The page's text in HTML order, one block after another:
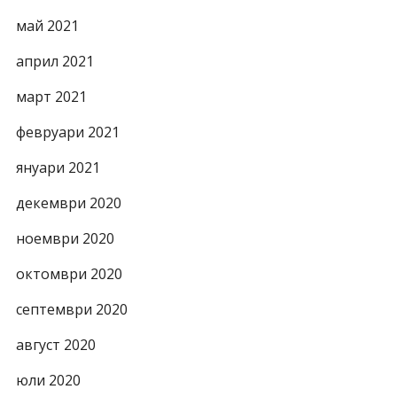
май 2021
април 2021
март 2021
февруари 2021
януари 2021
декември 2020
ноември 2020
октомври 2020
септември 2020
август 2020
юли 2020